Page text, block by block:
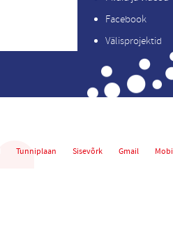
Facebook
Välisprojektid
Tunniplaan Sisevõrk Gmail Mobi